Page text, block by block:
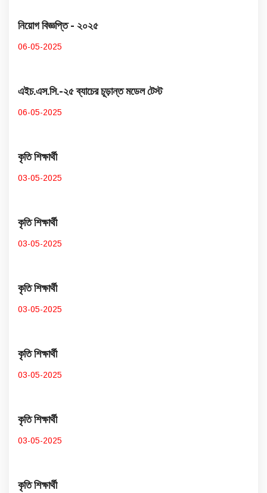
নিয়োগ বিজ্ঞপ্তি - ২০২৫
06-05-2025
এইচ.এস.সি.-২৫ ব্যাচের চূড়ান্ত মডেল টেস্ট
06-05-2025
কৃতি শিক্ষার্থী
03-05-2025
কৃতি শিক্ষার্থী
03-05-2025
কৃতি শিক্ষার্থী
03-05-2025
কৃতি শিক্ষার্থী
03-05-2025
কৃতি শিক্ষার্থী
03-05-2025
কৃতি শিক্ষার্থী